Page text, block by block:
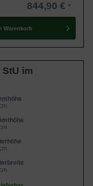
844,90 €
Warenkorb
im